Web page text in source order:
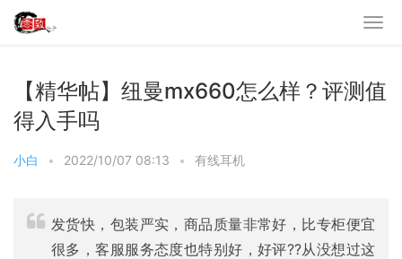
【精华帖】纽曼mx660怎么样？评测值
得入手吗
小白 • 2022/10/07 08:13 • 有线耳机
发货快，包装严实，商品质量非常好，比专柜便宜
很多，客服服务态度也特别好，好评??从没想过这